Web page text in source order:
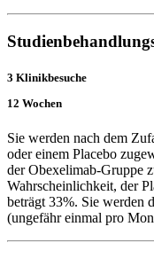
3 Klinikbesuche
12 Wochen
Sie werden nach dem
oder einem Placebo
der Obexelimab-Gruppe
Wahrscheinlichkeit, der
beträgt 33%. Sie werden
(ungefähr einmal pro